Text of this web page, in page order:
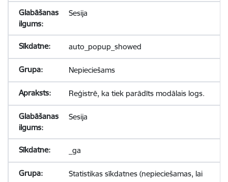
Sesija
auto_popup_showed
Nepieciešams
Reģistrē, ka tiek parādīts modālais logs.
Sesija
_ga
Statistikas sīkdatnes (nepieciešamas, lai